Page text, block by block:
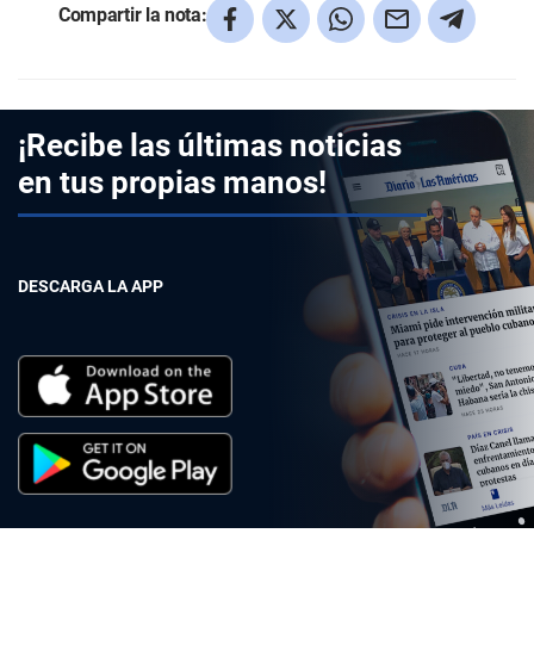
Compartir la nota:
¡Recibe las últimas noticias
en tus propias manos!
DESCARGA LA APP